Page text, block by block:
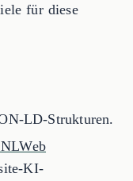
für diese
LD-Strukturen.
KI-